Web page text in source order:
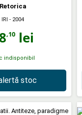
Retorica
IRI - 2004
,10 lei
indisponibil
stoc